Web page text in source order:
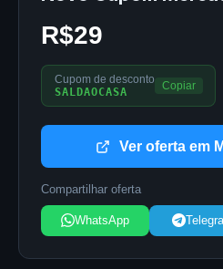
R$29
Cupom de desconto
SALDAOCASA
Copiar
Ver oferta em
Compartilhar oferta
WhatsApp